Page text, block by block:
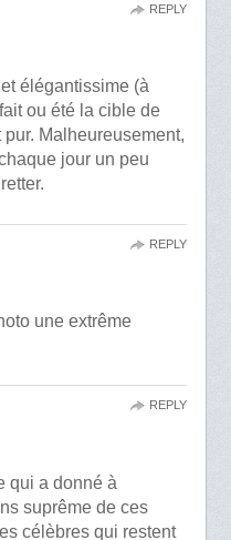
élégantissime (à
ou été la cible de
Malheureusement,
jour un peu
REPLY
une extrême
REPLY
qui a donné à
suprême de ces
célèbres qui restent
REPLY